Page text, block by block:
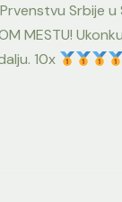
Srbije
MESTU!
10x